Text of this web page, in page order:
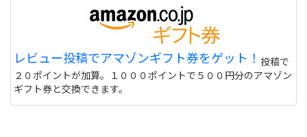
レビュー投稿でアマゾンギフト券をゲット！ 投稿で
２０ポイントが加算。１０００ポイントで５００円分のアマゾン
ギフト券と交換できます。